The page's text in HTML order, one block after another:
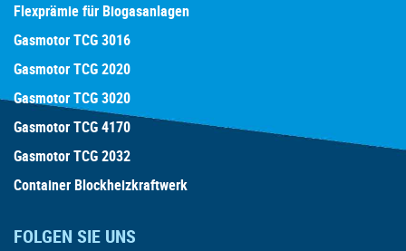
Flexprämie für Biogasanlagen
Gasmotor TCG 3016
Gasmotor TCG 2020
Gasmotor TCG 3020
Gasmotor TCG 4170
Gasmotor TCG 2032
Container Blockheizkraftwerk
FOLGEN SIE UNS